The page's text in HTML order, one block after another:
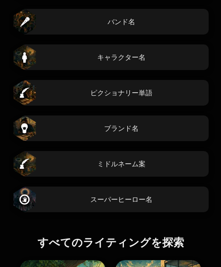
バンド名
キャラクター名
ピクショナリー単語
ブランド名
ミドルネーム案
スーパーヒーロー名
すべてのライティングを探索